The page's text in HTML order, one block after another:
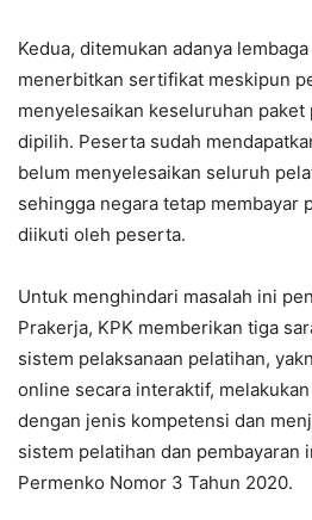
Kedua, ditemukan adanya
menerbitkan sertifikat meskipun
menyelesaikan keseluruhan paket
dipilih. Peserta sudah
belum menyelesaikan seluruh
sehingga negara tetap membayar
diikuti oleh peserta.
Untuk menghindari masalah ini
Prakerja, KPK memberikan tiga
sistem pelaksanaan pelatihan,
online secara interaktif,
dengan jenis kompetensi dan
sistem pelatihan dan pembayaran
Permenko Nomor 3 Tahun 2020.